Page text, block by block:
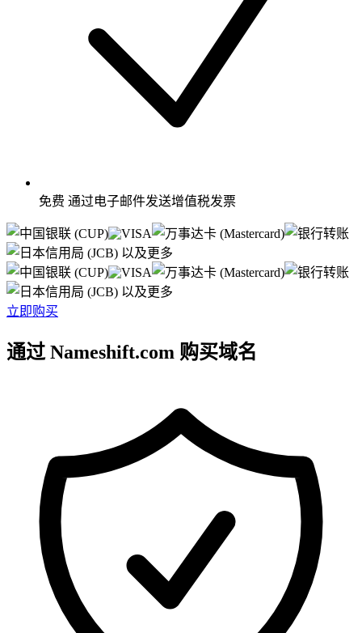
免费 通过电子邮件发送增值税发票
以及更多
以及更多
立即购买
通过 Nameshift.com 购买域名